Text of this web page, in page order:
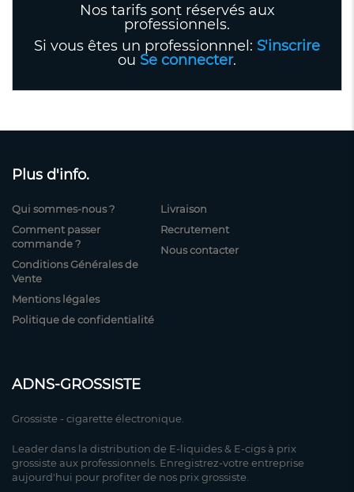
Nos tarifs sont réservés aux
professionnels.
Si vous êtes un professionnnel: S'inscrire
ou Se connecter.
Plus d'info.
Qui sommes-nous ?
Comment passer
commande ?
Conditions Générales de
Vente
Mentions légales
Politique de confidentialité
Livraison
Recrutement
Nous contacter
ADNS-GROSSISTE
Grossiste - cigarette électronique.
Leader dans la distribution de E-liquides & E-cigs à prix
grossiste aux professionnels. Enregistrez-votre entreprise
aujourd'hui pour profiter de nos prix grossiste.